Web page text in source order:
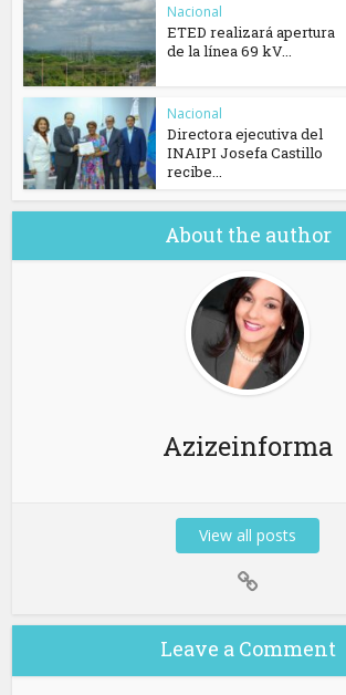
Nacional
ETED realizará apertura
de la línea 69 kV...
Nacional
Directora ejecutiva del
INAIPI Josefa Castillo
recibe...
About the author
Azizeinforma
View all posts
Leave a Comment